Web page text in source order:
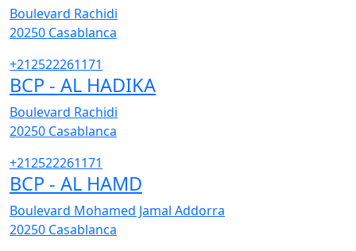
Boulevard Rachidi
20250 Casablanca
+212522261171
BCP - AL HADIKA
Boulevard Rachidi
20250 Casablanca
+212522261171
BCP - AL HAMD
Boulevard Mohamed Jamal Addorra
20250 Casablanca